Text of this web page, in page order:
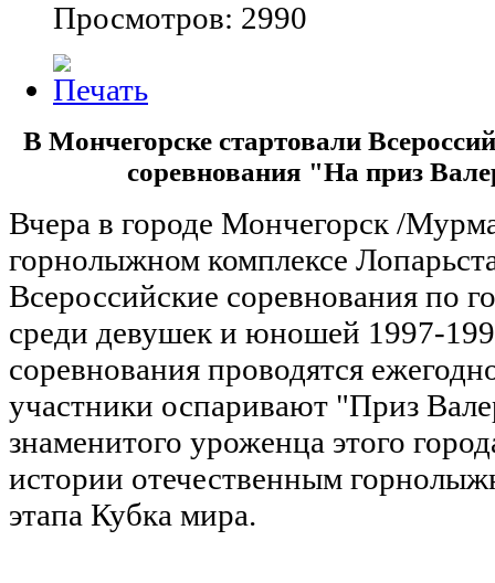
Просмотров: 2990
В Мончегорске стартовали
соревнования "На приз
Вчера в городе Мончегорск /
горнолыжном комплексе
Всероссийские соревнования по
среди девушек и юношей 1997-
соревнования проводятся
участники оспаривают "Приз
знаменитого уроженца этого
истории отечественным
этапа Кубка мира.